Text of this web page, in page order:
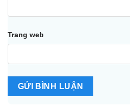
Trang web